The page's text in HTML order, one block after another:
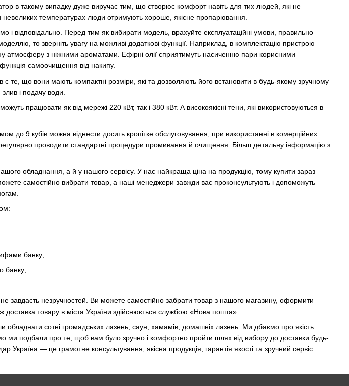
в такому випадку дуже виручає тим, що створює комфорт навіть для тих людей, які не
температурах люди отримують хороше, якісне пропарювання.
і відповідально. Перед тим як вибирати модель, врахуйте експлуатаційні умови, правильно
то зверніть увагу на можливі додаткові функції. Наприклад, в комплектацію пристрою
атмосферу з ніжними ароматами. Ефірні олії сприятимуть насиченню пари корисними
самоочищення від накипу.
те, що вони мають компактні розміри, які та дозволяють його встановити в будь-якому зручному
і подачу води.
працювати як від мережі 220 кВт, так і 380 кВт. А високоякісні тени, які використовуються в
до 9 кубів можна віднести досить кропітке обслуговування, при використанні в комерційних
проводити стандартні процедури промивання й очищення. Більш детальну інформацію з
обладнання, а й у нашого сервісу. У нас найкраща ціна на продукцію, тому купити зараз
самостійно вибрати товар, а наші менеджери завжди вас проконсультують і допоможуть
банку;
банку;
завдасть незручностей. Ви можете самостійно забрати товар з нашого магазину, оформити
доставка товару в міста України здійснюється службою «Нова пошта».
обладнати сотні громадських лазень, саун, хамамів, домашніх лазень. Ми дбаємо про якість
ми подбали про те, щоб вам було зручно і комфортно пройти шлях від вибору до доставки будь-
Україна — це грамотне консультування, якісна продукція, гарантія якості та зручний сервіс.